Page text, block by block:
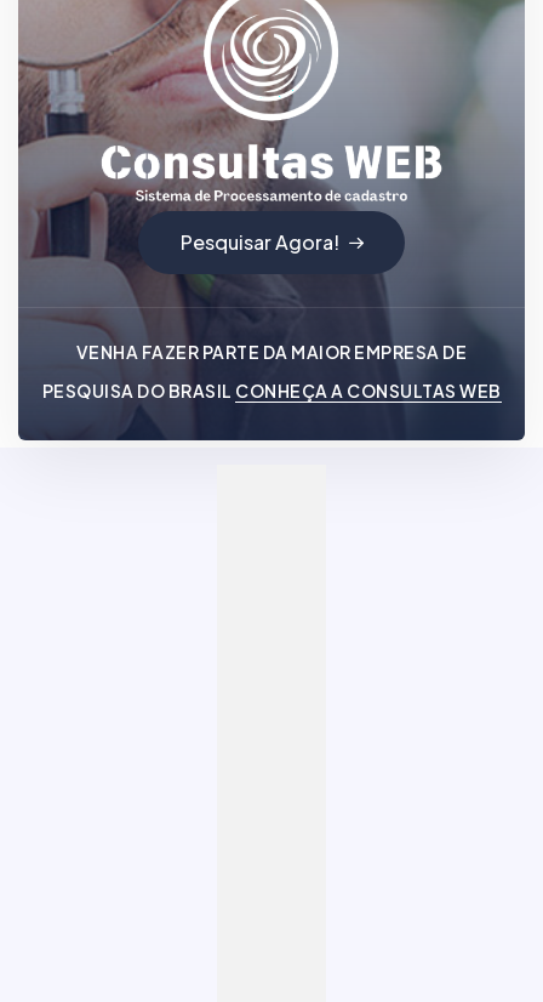
Pesquisar Agora!
VENHA FAZER PARTE DA MAIOR EMPRESA DE
PESQUISA DO BRASIL CONHEÇA A CONSULTAS WEB